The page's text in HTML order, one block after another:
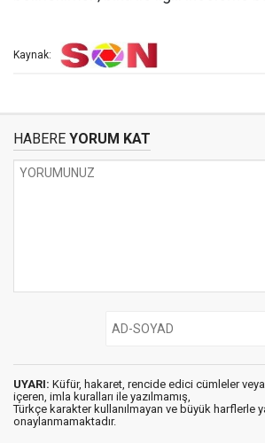
Kaynak:
HABERE YORUM KAT
UYARI: Küfür, hakaret, rencide edici cümleler veya
içeren, imla kuralları ile yazılmamış,
Türkçe karakter kullanılmayan ve büyük harflerle
onaylanmamaktadır.